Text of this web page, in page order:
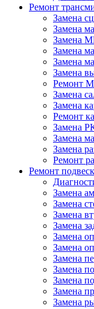
Ремонт
Замена
Замена
Замена
Замена
Замена
Замена
Ремонт
Замена
Замена
Ремонт
Замена
Замена
Замена
Ремонт
Ремонт
Замена
Замена
Замена
Замена
Замена
Замена
Замена
Замена
Замена
Замена
Замена